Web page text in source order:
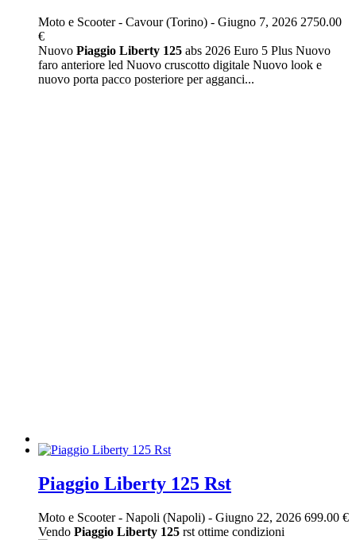
Moto e Scooter- Cavour (Torino) - Giugno 7, 2026 2750.00
€
Nuovo Piaggio Liberty 125 abs 2026 Euro 5 Plus Nuovo
faro anteriore led Nuovo cruscotto digitale Nuovo look e
nuovo porta pacco posteriore per agganci...
Piaggio Liberty 125 Rst
Moto e Scooter- Napoli (Napoli) - Giugno 22, 2026 699.00 €
Vendo Piaggio Liberty 125 rst ottime condizioni